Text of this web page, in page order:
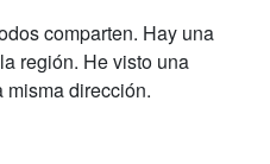
comparten. Hay una
región. He visto una
dirección.